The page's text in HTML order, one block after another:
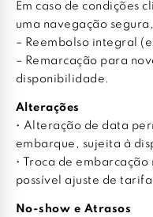
Em caso de condições
uma navegação
– Reembolso integral
– Remarcação para
disponibilidade.
Alterações
• Alteração de data
embarque, sujeita à
• Troca de
possível ajuste de
No-show e Atrasos